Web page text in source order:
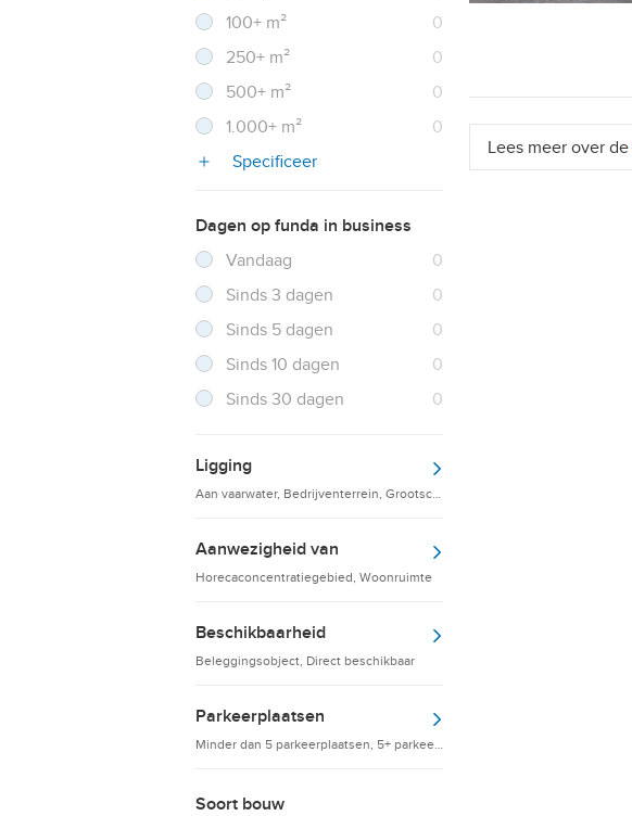
100+ m²
0
Resultaten
250+ m²
0
Resultaten
500+ m²
0
Resultaten
1.000+ m²
0
Resultaten
Specificeer
Dagen op funda in business
Filter verwijderen
Vandaag 0
Sinds 3 dagen
0
Sinds 5 dagen
0
Sinds 10 dagen
0
Sinds 30 dagen
0
Ligging
Aan vaarwater, Bedrijventerrein, Grootschalige detailhandelsvestigingen
Aanwezigheid van
Horecaconcentratiegebied, Woonruimte
Beschikbaarheid
Beleggingsobject, Direct beschikbaar
Parkeerplaatsen
Minder dan 5 parkeerplaatsen, 5+ parkeerplaatsen, 10+ parkeerplaatsen
Soort bouw
Lees meer over de